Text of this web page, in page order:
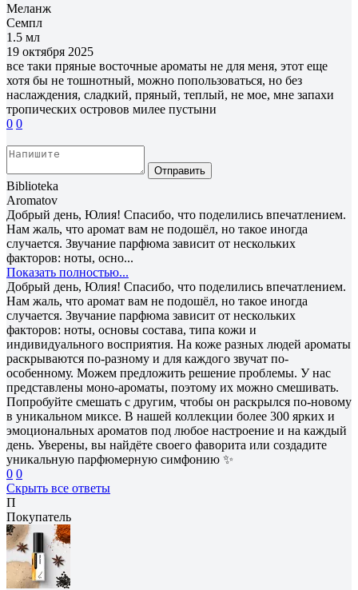
Меланж
Семпл
1.5 мл
19 октября 2025
все таки пряные восточные ароматы не для меня, этот еще
хотя бы не тошнотный, можно попользоваться, но без
наслаждения, сладкий, пряный, теплый, не мое, мне запахи
тропических островов милее пустыни
0 0
Отправить
Biblioteka
Aromatov
Добрый день, Юлия! Спасибо, что поделились впечатлением.
Нам жаль, что аромат вам не подошёл, но такое иногда
случается. Звучание парфюма зависит от нескольких
факторов: ноты, осно...
Показать полностью...
Добрый день, Юлия! Спасибо, что поделились впечатлением.
Нам жаль, что аромат вам не подошёл, но такое иногда
случается. Звучание парфюма зависит от нескольких
факторов: ноты, основы состава, типа кожи и
индивидуального восприятия. На коже разных людей ароматы
раскрываются по-разному и для каждого звучат по-
особенному. Можем предложить решение проблемы. У нас
представлены моно-ароматы, поэтому их можно смешивать.
Попробуйте смешать с другим, чтобы он раскрылся по-новому
в уникальном миксе. В нашей коллекции более 300 ярких и
эмоциональных ароматов под любое настроение и на каждый
день. Уверены, вы найдёте своего фаворита или создадите
уникальную парфюмерную симфонию ✨
0 0
Скрыть все ответы
П
Покупатель